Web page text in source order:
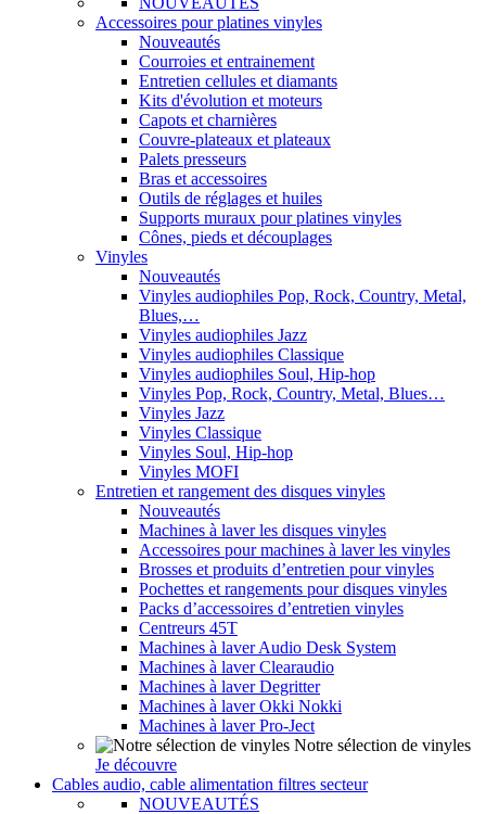
Accessoires pour platines vinyles
Nouveautés
Courroies et entrainement
Entretien cellules et diamants
Kits d'évolution et moteurs
Capots et charnières
Couvre-plateaux et plateaux
Palets presseurs
Bras et accessoires
Outils de réglages et huiles
Supports muraux pour platines vinyles
Cônes, pieds et découplages
Vinyles
Nouveautés
Vinyles audiophiles Pop, Rock, Country, Metal,
Blues,…
Vinyles audiophiles Jazz
Vinyles audiophiles Classique
Vinyles audiophiles Soul, Hip-hop
Vinyles Pop, Rock, Country, Metal, Blues…
Vinyles Jazz
Vinyles Classique
Vinyles Soul, Hip-hop
Vinyles MOFI
Entretien et rangement des disques vinyles
Nouveautés
Machines à laver les disques vinyles
Accessoires pour machines à laver les vinyles
Brosses et produits d’entretien pour vinyles
Pochettes et rangements pour disques vinyles
Packs d’accessoires d’entretien vinyles
Centreurs 45T
Machines à laver Audio Desk System
Machines à laver Clearaudio
Machines à laver Degritter
Machines à laver Okki Nokki
Machines à laver Pro-Ject
Notre sélection de vinyles
Je découvre
Cables audio, cable alimentation filtres secteur
NOUVEAUTÉS